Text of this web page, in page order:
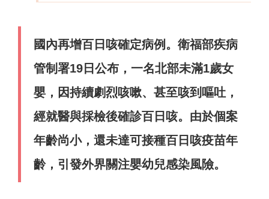
國內再增百日咳確定病例。衛福部疾病
管制署19日公布，一名北部未滿1歲女
嬰，因持續劇烈咳嗽、甚至咳到嘔吐，
經就醫與採檢後確診百日咳。由於個案
年齡尚小，還未達可接種百日咳疫苗年
齡，引發外界關注嬰幼兒感染風險。